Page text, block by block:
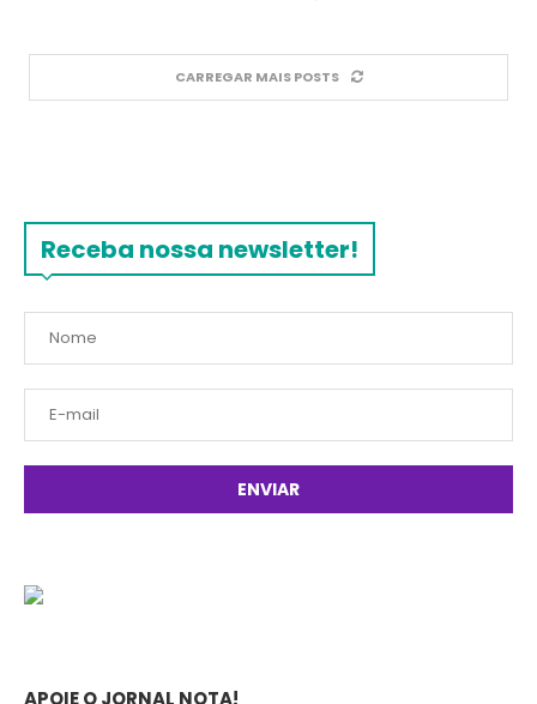
CARREGAR MAIS POSTS
Receba nossa newsletter!
APOIE O JORNAL NOTA!